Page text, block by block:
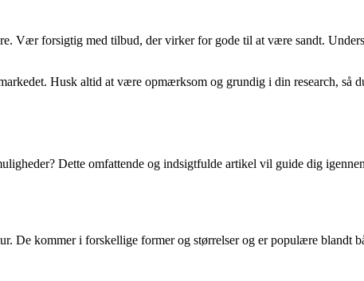
Vær forsigtig med tilbud, der virker for gode til at være sandt.
Husk altid at være opmærksom og grundig i din research, så
Dette omfattende og indsigtfulde artikel vil guide dig
De kommer i forskellige former og størrelser og er populære blandt